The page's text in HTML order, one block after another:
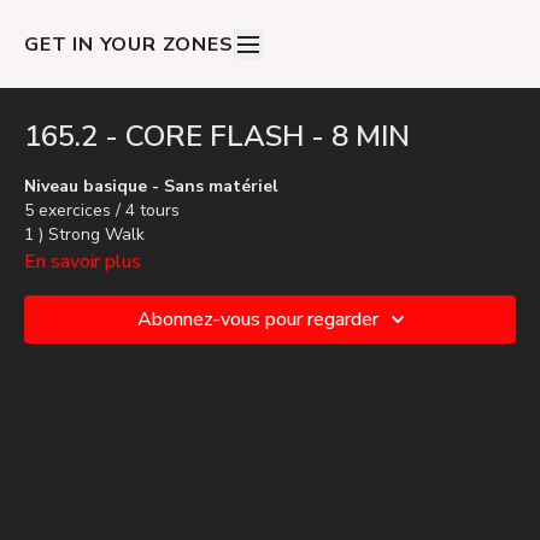
GET IN YOUR ZONES
165.2 - CORE FLASH - 8 MIN
Niveau basique - Sans matériel
5 exercices / 4 tours
1 ) Strong Walk
2 ) Planche
4 ) Gainage G
En savoir plus
Abonnez-vous pour regarder